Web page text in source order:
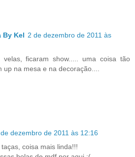
By Kel 2 de dezembro de 2011 às
ficaram show..... uma coisa tão
up na mesa e na decoração....
dezembro de 2011 às 12:16
coisa mais linda!!!